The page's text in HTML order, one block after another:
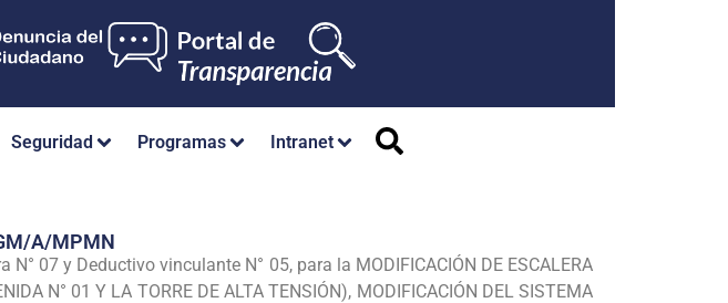
Seguridad Programas Intranet
A/MPMN
07 y Deductivo vinculante N° 05, para la MODIFICACIÓN DE ESCALERA
N° 01 Y LA TORRE DE ALTA TENSIÓN), MODIFICACIÓN DEL SISTEMA